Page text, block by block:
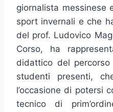
giornalista messinese
sport invernali e che
del prof. Ludovico
Corso, ha
didattico del
studenti presenti,
l’occasione di potersi
tecnico di